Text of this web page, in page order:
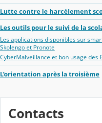
Lutte contre le harcèlement
Les outils pour le suivi de la
Les applications disponibles sur
Skolengo et Pronote
CyberMalveillance et bon usage des
L'orientation après la troisième
Contacts